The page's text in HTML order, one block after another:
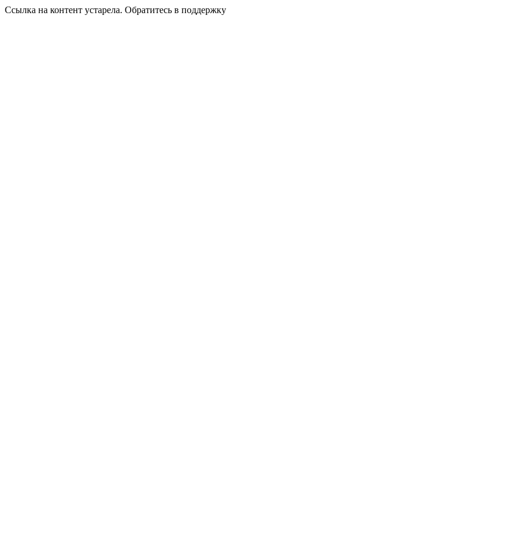
Ссылка на контент устарела. Обратитесь в поддержку